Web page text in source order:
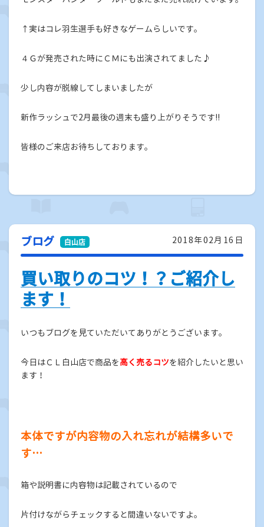
↑実はコレ羽生選手も好きなゲームらしいです。
４Ｇが発売された時にＣＭにも出演されてました♪
少し内容が脱線してしまいましたが
新作ラッシュで2月最後の週末も盛り上がりそうです!!
皆様のご来店お待ちしております。
2018年02月16日
ブログ
買い取りのコツ！？ご紹介し
ます！
いつもブログを見ていただいてありがとうございます。
今日はＣＬ白山店で商品を高く売るコツを紹介したいと思い
ます！
本体ですが内容物の入れ忘れが結構多いで
す…
箱や説明書に内容物は記載されているので
片付けながらチェックすると間違いないですよ。